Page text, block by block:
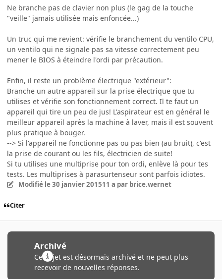
Ne branche pas de clavier non plus (le gag de la touche
"veille" jamais utilisée mais enfoncée...)
Un truc qui me revient: vérifie le branchement du ventilo CPU,
un ventilo qui ne signale pas sa vitesse correctement peu
mener le BIOS à éteindre l'ordi par précaution.
Enfin, il reste un problème électrique "extérieur":
Branche un autre appareil sur la prise électrique que tu
utilises et vérifie son fonctionnement correct. Il te faut un
appareil qui tire un peu de jus! L'aspirateur est en général le
meilleur appareil après la machine à laver, mais il est souvent
plus pratique à bouger.
--> Si l'appareil ne fonctionne pas ou pas bien (au bruit), c'est
la prise de courant ou les fils, électricien de suite!
Si tu utilises une multiprise pour ton ordi, enlève là pour tes
tests. Les multiprises à parasurtenseur sont parfois idiotes.
Modifié le 30 janvier 201511 a par brice.wernet
Citer
Archivé
Ce sujet est désormais archivé et ne peut plus
recevoir de nouvelles réponses.